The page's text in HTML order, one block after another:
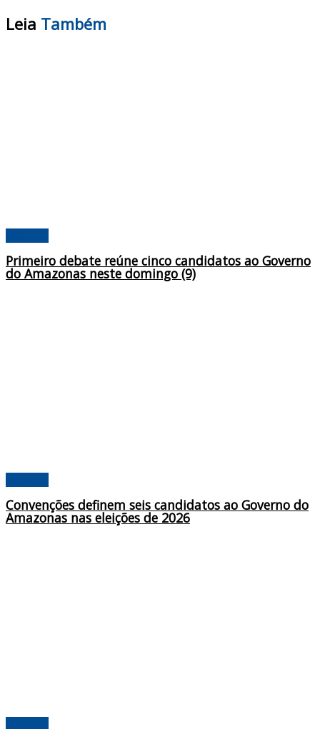
Leia Também
Primeiro debate reúne cinco candidatos ao Governo
do Amazonas neste domingo (9)
Convenções definem seis candidatos ao Governo do
Amazonas nas eleições de 2026